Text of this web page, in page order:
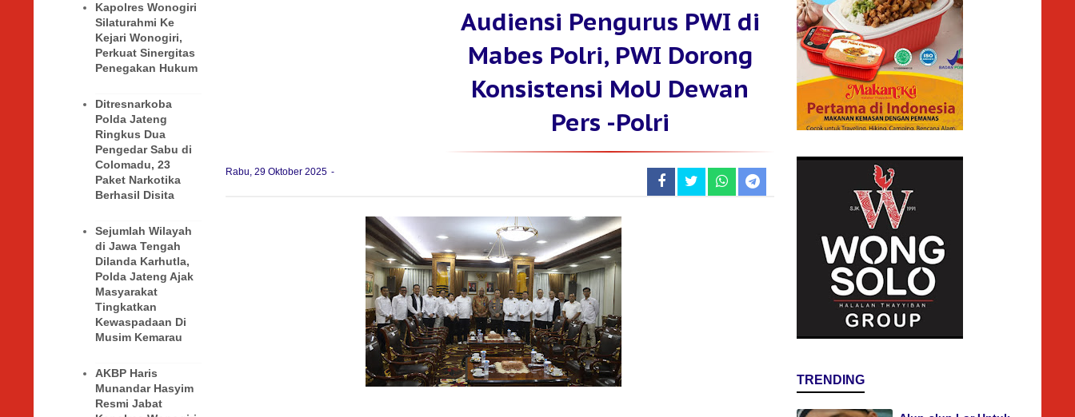
Kapolres Wonogiri
Silaturahmi Ke
Kejari Wonogiri,
Perkuat Sinergitas
Penegakan Hukum
Ditresnarkoba
Polda Jateng
Ringkus Dua
Pengedar Sabu di
Colomadu, 23
Paket Narkotika
Berhasil Disita
Sejumlah Wilayah
di Jawa Tengah
Dilanda Karhutla,
Polda Jateng Ajak
Masyarakat
Tingkatkan
Kewaspadaan Di
Musim Kemarau
AKBP Haris
Munandar Hasyim
Resmi Jabat
Audiensi Pengurus PWI di
Mabes Polri, PWI Dorong
Konsistensi MoU Dewan
Pers -Polri
Rabu, 29 Oktober 2025
TRENDING